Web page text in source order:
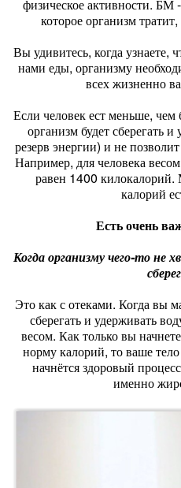
физическое активности. БМ
которое организм
Вы удивитесь, когда узнаете,
нами еды, организму
всех жизненно
Если человек ест меньше, чем
организм будет сберегать
резерв энергии) и не
Например, для человека
равен 1400 килокалорий.
калорий
Есть очень
Когда организму чего-то не
Это как с отеками. Когда вы
сберегать и удерживать
весом. Как только вы
норму калорий, то ваше
начнётся здоровый
именно